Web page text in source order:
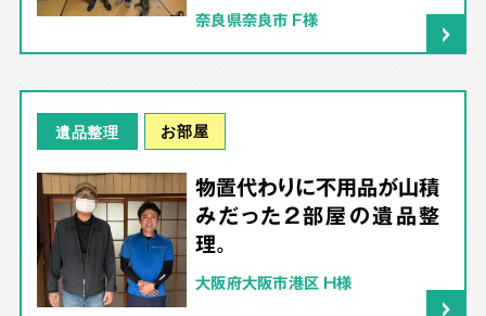
奈良県奈良市 F様
遺品整理 お部屋
物置代わりに不用品が山積
みだった2部屋の遺品整
理。
大阪府大阪市港区 H様